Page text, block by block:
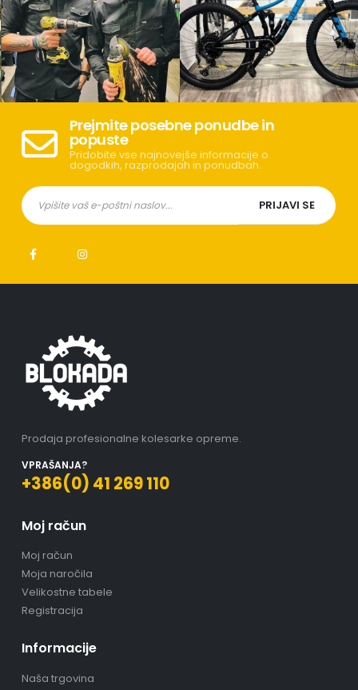
Prejmite posebne ponudbe in
popuste
Pridobite vse najnovejše informacije o
dogodkih, razprodajah in ponudbah.
Prodaja profesionalne kolesarke opreme.
VPRAŠANJA?
+386(0) 41 269 110
Moj račun
Moj račun
Moja naročila
Velikostne tabele
Registracija
Informacije
Naša trgovina